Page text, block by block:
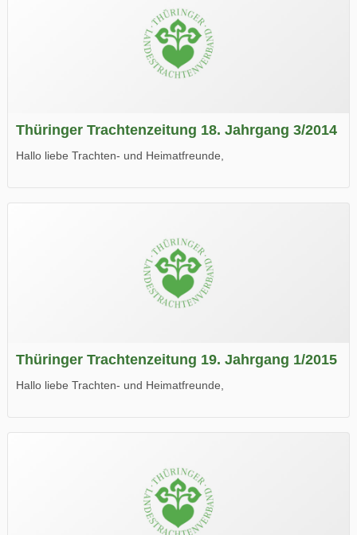
Thüringer Trachtenzeitung 18. Jahrgang 3/2014
Hallo liebe Trachten- und Heimatfreunde,
Wir wünschen Euch viel Spaß beim Lesen.
Thüringer Trachtenzeitung 19. Jahrgang 1/2015
Hallo liebe Trachten- und Heimatfreunde,
Wir wünschen Euch viel Spaß beim Lesen.